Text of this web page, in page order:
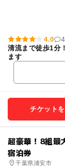
4.0
清流まで徒歩1分
ます
チケット
超豪華！8組最
宿泊券
千葉県浦安市